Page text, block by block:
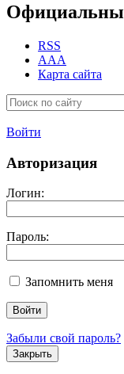
RSS
AAA
Карта сайта
Войти
Авторизация
Логин:
Пароль:
Запомнить меня
Забыли свой пароль?
Закрыть